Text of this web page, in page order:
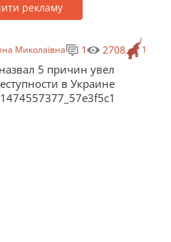
рекламу
Миколаївна 1
1 2708